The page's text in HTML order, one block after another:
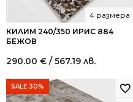
КИЛИМ 240/350 ИРИС 884
БЕЖОВ
4 размера
290.00 € / 567.19 лв.
SALE 30%